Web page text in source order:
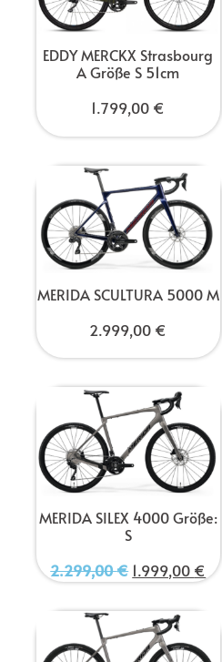
EDDY MERCKX Strasbourg
A Größe S 51cm
1.799,00 €
MERIDA SCULTURA 5000 M
2.999,00 €
MERIDA SILEX 4000 Größe:
S
2.299,00€ 1.999,00 €